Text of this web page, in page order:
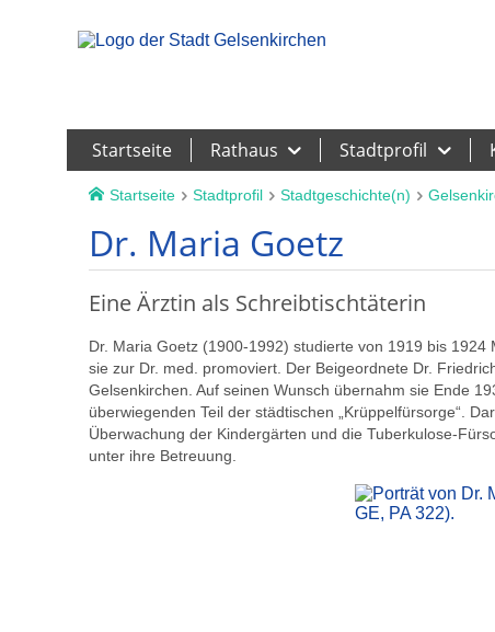
Startseite Rathaus Stadtprofil
Startseite Stadtprofil Stadtgeschichte(n)
Dr. Maria Goetz
Eine Ärztin als Schreibtischtäterin
Dr. Maria Goetz (1900-1992) studierte von 1919 bis
sie zur Dr. med. promoviert. Der Beigeordnete Dr.
Gelsenkirchen. Auf seinen Wunsch übernahm sie Ende
überwiegenden Teil der städtischen „Krüppelfürsorge“.
Überwachung der Kindergärten und die Tuberkulose-
unter ihre Betreuung.